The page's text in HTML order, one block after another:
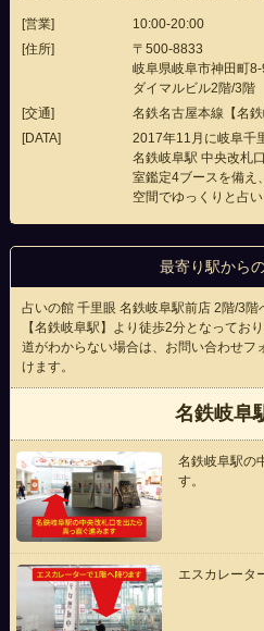
[営業]
10:00-20:00
[住所]
〒500-8833
岐阜県岐阜市神田町8-
ダイマルビル2階/3階
[交通]
名鉄名古屋本線【名
[DATA]
2017年11月に岐阜千
名鉄岐阜駅 中央改札
室鑑定4ブースを備え
空間でゆっくりと占
最寄り駅から
占いの館 千里眼 名鉄岐阜駅前店 2階/3
【名鉄岐阜駅】より徒歩2分となっており
道がわからない場合は、お問い合わせフ
けます。
名鉄岐阜
名鉄岐阜駅の
す。
エスカレータ